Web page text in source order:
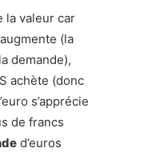
la valeur car
(la
demande),
achète (donc
s’apprécie
de francs
d’euros